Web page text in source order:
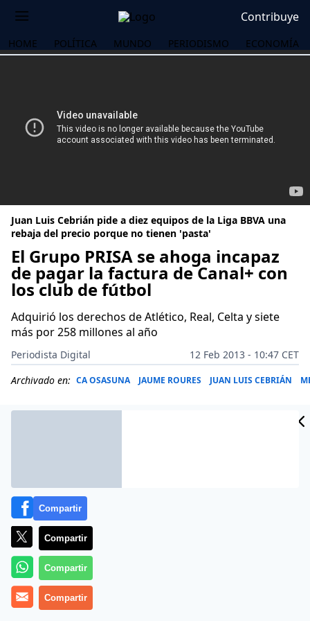
Contribuye
HOME POLÍTICA MUNDO PERIODISMO ECONOMÍA
Juan Luis Cebrián pide a diez equipos de la Liga BBVA una
rebaja del precio porque no tienen 'pasta'
El Grupo PRISA se ahoga incapaz
de pagar la factura de Canal+ con
los club de fútbol
Adquirió los derechos de Atlético, Real, Celta y siete
más por 258 millones al año
Periodista Digital
12 Feb 2013 - 10:47 CET
Archivado en: CA OSASUNA JAUME ROURES JUAN LUIS CEBRIÁN
A Grupo PRISA no le salen las cuentas. No es algo
Compartir
Compartir
Compartir
Compartir